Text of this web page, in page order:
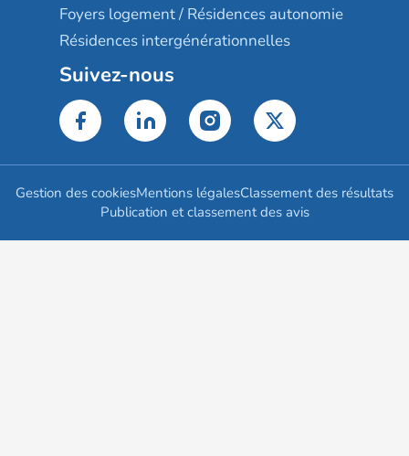
Foyers logement / Résidences autonomie
Résidences intergénérationnelles
Suivez-nous
Gestion des cookiesMentions légalesClassement des résultats
Publication et classement des avis